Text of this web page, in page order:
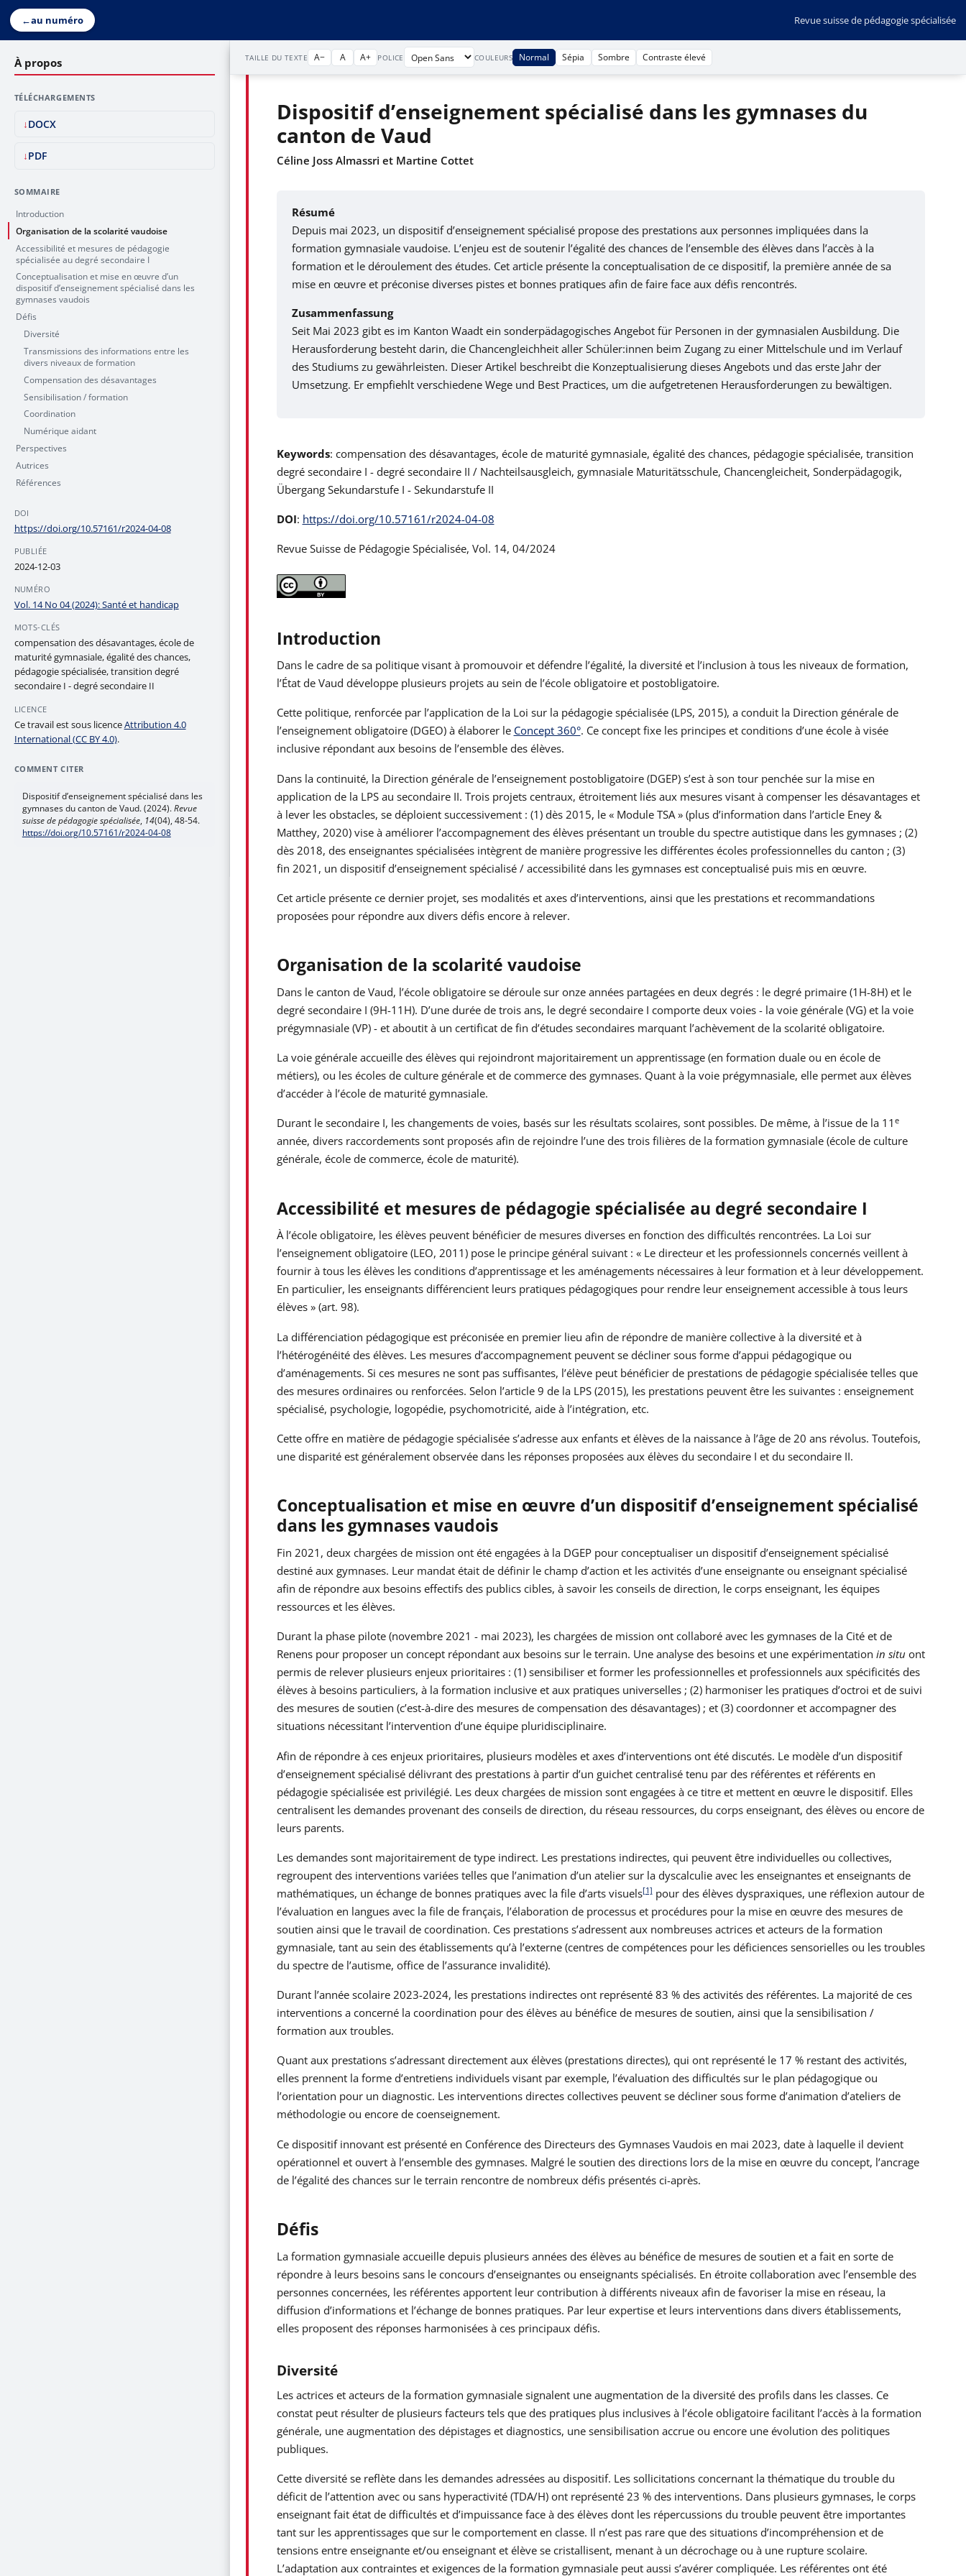
←au numéro Revue suisse de pédagogie spécialisée
TAILLE DU TEXTE A− A A+ POLICE COULEURS Normal Sépia Sombre Contraste élevé
Dispositif d’enseignement spécialisé dans les gymnases du
canton de Vaud
Céline Joss Almassri et Martine Cottet
Résumé
Depuis mai 2023, un dispositif d’enseignement spécialisé propose des prestations aux personnes impliquées dans la
formation gymnasiale vaudoise. L’enjeu est de soutenir l’égalité des chances de l’ensemble des élèves dans l’accès à la
formation et le déroulement des études. Cet article présente la conceptualisation de ce dispositif, la première année de sa
mise en œuvre et préconise diverses pistes et bonnes pratiques afin de faire face aux défis rencontrés.
Zusammenfassung
Seit Mai 2023 gibt es im Kanton Waadt ein sonderpädagogisches Angebot für Personen in der gymnasialen Ausbildung. Die
Herausforderung besteht darin, die Chancengleichheit aller Schüler:innen beim Zugang zu einer Mittelschule und im Verlauf
des Studiums zu gewährleisten. Dieser Artikel beschreibt die Konzeptualisierung dieses Angebots und das erste Jahr der
Umsetzung. Er empfiehlt verschiedene Wege und Best Practices, um die aufgetretenen Herausforderungen zu bewältigen.
Keywords: compensation des désavantages, école de maturité gymnasiale, égalité des chances, pédagogie spécialisée, transition
degré secondaire I - degré secondaire II / Nachteilsausgleich, gymnasiale Maturitätsschule, Chancengleicheit, Sonderpädagogik,
Übergang Sekundarstufe I - Sekundarstufe II
DOI: https://doi.org/10.57161/r2024-04-08
Revue Suisse de Pédagogie Spécialisée, Vol. 14, 04/2024
Introduction
Dans le cadre de sa politique visant à promouvoir et défendre l’égalité, la diversité et l’inclusion à tous les niveaux de formation,
l’État de Vaud développe plusieurs projets au sein de l’école obligatoire et postobligatoire.
Cette politique, renforcée par l’application de la Loi sur la pédagogie spécialisée (LPS, 2015), a conduit la Direction générale de
l’enseignement obligatoire (DGEO) à élaborer le Concept 360°. Ce concept fixe les principes et conditions d’une école à visée
inclusive répondant aux besoins de l’ensemble des élèves.
Dans la continuité, la Direction générale de l’enseignement postobligatoire (DGEP) s’est à son tour penchée sur la mise en
application de la LPS au secondaire II. Trois projets centraux, étroitement liés aux mesures visant à compenser les désavantages et
à lever les obstacles, se déploient successivement : (1) dès 2015, le « Module TSA » (plus d’information dans l’article Eney &
Matthey, 2020) vise à améliorer l’accompagnement des élèves présentant un trouble du spectre autistique dans les gymnases ; (2)
dès 2018, des enseignantes spécialisées intègrent de manière progressive les différentes écoles professionnelles du canton ; (3)
fin 2021, un dispositif d’enseignement spécialisé / accessibilité dans les gymnases est conceptualisé puis mis en œuvre.
Cet article présente ce dernier projet, ses modalités et axes d’interventions, ainsi que les prestations et recommandations
proposées pour répondre aux divers défis encore à relever.
Organisation de la scolarité vaudoise
Dans le canton de Vaud, l’école obligatoire se déroule sur onze années partagées en deux degrés : le degré primaire (1H-8H) et le
degré secondaire I (9H-11H). D’une durée de trois ans, le degré secondaire I comporte deux voies - la voie générale (VG) et la voie
prégymnasiale (VP) - et aboutit à un certificat de fin d’études secondaires marquant l’achèvement de la scolarité obligatoire.
La voie générale accueille des élèves qui rejoindront majoritairement un apprentissage (en formation duale ou en école de
métiers), ou les écoles de culture générale et de commerce des gymnases. Quant à la voie prégymnasiale, elle permet aux élèves
d’accéder à l’école de maturité gymnasiale.
Durant le secondaire I, les changements de voies, basés sur les résultats scolaires, sont possibles. De même, à l’issue de la 11 e
année, divers raccordements sont proposés afin de rejoindre l’une des trois filières de la formation gymnasiale (école de culture
générale, école de commerce, école de maturité).
Accessibilité et mesures de pédagogie spécialisée au degré secondaire I
À l’école obligatoire, les élèves peuvent bénéficier de mesures diverses en fonction des difficultés rencontrées. La Loi sur
l’enseignement obligatoire (LEO, 2011) pose le principe général suivant : « Le directeur et les professionnels concernés veillent à
fournir à tous les élèves les conditions d’apprentissage et les aménagements nécessaires à leur formation et à leur développement.
En particulier, les enseignants différencient leurs pratiques pédagogiques pour rendre leur enseignement accessible à tous leurs
élèves » (art. 98).
La différenciation pédagogique est préconisée en premier lieu afin de répondre de manière collective à la diversité et à
l’hétérogénéité des élèves. Les mesures d’accompagnement peuvent se décliner sous forme d’appui pédagogique ou
d’aménagements. Si ces mesures ne sont pas suffisantes, l’élève peut bénéficier de prestations de pédagogie spécialisée telles que
des mesures ordinaires ou renforcées. Selon l’article 9 de la LPS (2015), les prestations peuvent être les suivantes : enseignement
spécialisé, psychologie, logopédie, psychomotricité, aide à l’intégration, etc.
Cette offre en matière de pédagogie spécialisée s’adresse aux enfants et élèves de la naissance à l’âge de 20 ans révolus. Toutefois,
une disparité est généralement observée dans les réponses proposées aux élèves du secondaire I et du secondaire II.
Conceptualisation et mise en œuvre d’un dispositif d’enseignement spécialisé
dans les gymnases vaudois
Fin 2021, deux chargées de mission ont été engagées à la DGEP pour conceptualiser un dispositif d’enseignement spécialisé
destiné aux gymnases. Leur mandat était de définir le champ d’action et les activités d’une enseignante ou enseignant spécialisé
afin de répondre aux besoins effectifs des publics cibles, à savoir les conseils de direction, le corps enseignant, les équipes
ressources et les élèves.
Durant la phase pilote (novembre 2021 - mai 2023), les chargées de mission ont collaboré avec les gymnases de la Cité et de
Renens pour proposer un concept répondant aux besoins sur le terrain. Une analyse des besoins et une expérimentation in situ ont
permis de relever plusieurs enjeux prioritaires : (1) sensibiliser et former les professionnelles et professionnels aux spécificités des
élèves à besoins particuliers, à la formation inclusive et aux pratiques universelles ; (2) harmoniser les pratiques d’octroi et de suivi
des mesures de soutien (c’est-à-dire des mesures de compensation des désavantages) ; et (3) coordonner et accompagner des
situations nécessitant l’intervention d’une équipe pluridisciplinaire.
Afin de répondre à ces enjeux prioritaires, plusieurs modèles et axes d’interventions ont été discutés. Le modèle d’un dispositif
d’enseignement spécialisé délivrant des prestations à partir d’un guichet centralisé tenu par des référentes et référents en
pédagogie spécialisée est privilégié. Les deux chargées de mission sont engagées à ce titre et mettent en œuvre le dispositif. Elles
centralisent les demandes provenant des conseils de direction, du réseau ressources, du corps enseignant, des élèves ou encore de
leurs parents.
Les demandes sont majoritairement de type indirect. Les prestations indirectes, qui peuvent être individuelles ou collectives,
regroupent des interventions variées telles que l’animation d’un atelier sur la dyscalculie avec les enseignantes et enseignants de
mathématiques, un échange de bonnes pratiques avec la file d’arts visuels[1]pour des élèves dyspraxiques, une réflexion autour de
l’évaluation en langues avec la file de français, l’élaboration de processus et procédures pour la mise en œuvre des mesures de
soutien ainsi que le travail de coordination. Ces prestations s’adressent aux nombreuses actrices et acteurs de la formation
gymnasiale, tant au sein des établissements qu’à l’externe (centres de compétences pour les déficiences sensorielles ou les troubles
du spectre de l’autisme, office de l’assurance invalidité).
Durant l’année scolaire 2023-2024, les prestations indirectes ont représenté 83 % des activités des référentes. La majorité de ces
interventions a concerné la coordination pour des élèves au bénéfice de mesures de soutien, ainsi que la sensibilisation /
formation aux troubles.
Quant aux prestations s’adressant directement aux élèves (prestations directes), qui ont représenté le 17 % restant des activités,
elles prennent la forme d’entretiens individuels visant par exemple, l’évaluation des difficultés sur le plan pédagogique ou
l’orientation pour un diagnostic. Les interventions directes collectives peuvent se décliner sous forme d’animation d’ateliers de
méthodologie ou encore de coenseignement.
Ce dispositif innovant est présenté en Conférence des Directeurs des Gymnases Vaudois en mai 2023, date à laquelle il devient
opérationnel et ouvert à l’ensemble des gymnases. Malgré le soutien des directions lors de la mise en œuvre du concept, l’ancrage
de l’égalité des chances sur le terrain rencontre de nombreux défis présentés ci-après.
Défis
La formation gymnasiale accueille depuis plusieurs années des élèves au bénéfice de mesures de soutien et a fait en sorte de
répondre à leurs besoins sans le concours d’enseignantes ou enseignants spécialisés. En étroite collaboration avec l’ensemble des
personnes concernées, les référentes apportent leur contribution à différents niveaux afin de favoriser la mise en réseau, la
diffusion d’informations et l’échange de bonnes pratiques. Par leur expertise et leurs interventions dans divers établissements,
elles proposent des réponses harmonisées à ces principaux défis.
Diversité
Les actrices et acteurs de la formation gymnasiale signalent une augmentation de la diversité des profils dans les classes. Ce
constat peut résulter de plusieurs facteurs tels que des pratiques plus inclusives à l’école obligatoire facilitant l’accès à la formation
générale, une augmentation des dépistages et diagnostics, une sensibilisation accrue ou encore une évolution des politiques
publiques.
Cette diversité se reflète dans les demandes adressées au dispositif. Les sollicitations concernant la thématique du trouble du
déficit de l’attention avec ou sans hyperactivité (TDA/H) ont représenté 23 % des interventions. Dans plusieurs gymnases, le corps
enseignant fait état de difficultés et d’impuissance face à des élèves dont les répercussions du trouble peuvent être importantes
tant sur les apprentissages que sur le comportement en classe. Il n’est pas rare que des situations d’incompréhension et de
tensions entre enseignante et/ou enseignant et élève se cristallisent, menant à un décrochage ou à une rupture scolaire.
L’adaptation aux contraintes et exigences de la formation gymnasiale peut aussi s’avérer compliquée. Les référentes ont été
À propos
TÉLÉCHARGEMENTS
DOCX
PDF
SOMMAIRE
Introduction
Organisation de la scolarité vaudoise
Accessibilité et mesures de pédagogie
spécialisée au degré secondaire I
Conceptualisation et mise en œuvre d’un
dispositif d’enseignement spécialisé dans les
gymnases vaudois
Défis
Diversité
Transmissions des informations entre les
divers niveaux de formation
Compensation des désavantages
Sensibilisation / formation
Coordination
Numérique aidant
Perspectives
Autrices
Références
DOI
https://doi.org/10.57161/r2024-04-08
PUBLIÉE
2024-12-03
NUMÉRO
Vol. 14 No 04 (2024): Santé et handicap
MOTS-CLÉS
compensation des désavantages, école de
maturité gymnasiale, égalité des chances,
pédagogie spécialisée, transition degré
secondaire I - degré secondaire II
LICENCE
Ce travail est sous licenceAttribution 4.0
International (CC BY 4.0).
COMMENT CITER
Dispositif d’enseignement spécialisé dans les
gymnases du canton de Vaud. (2024).Revue
suisse de pédagogie spécialisée, 14(04), 48-54.
https://doi.org/10.57161/r2024-04-08